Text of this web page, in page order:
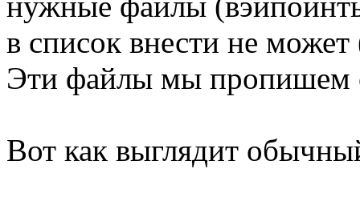
в список внести не
Эти файлы мы пропишем
Вот как выглядит